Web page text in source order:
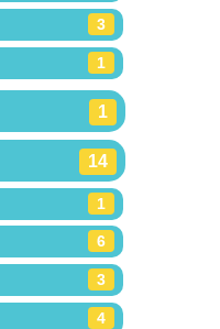
3
1
1
14
1
6
3
4